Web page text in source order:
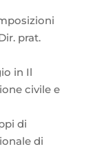
prat.
in Il
civile e
di
di